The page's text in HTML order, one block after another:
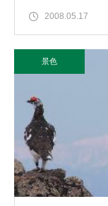
2008.05.17
景色